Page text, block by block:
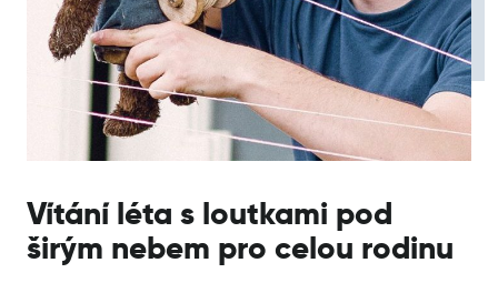
Vítání léta s loutkami pod
širým nebem pro celou rodinu